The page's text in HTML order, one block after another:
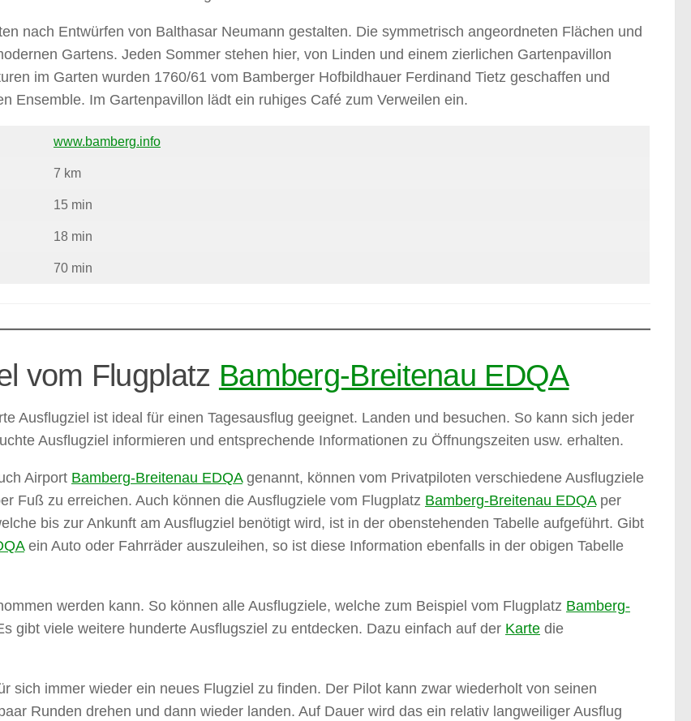
nach Entwürfen von Balthasar Neumann gestalten. Die symmetrisch angeordneten Flächen und
Gartens. Jeden Sommer stehen hier, von Linden und einem zierlichen Gartenpavillon
im Garten wurden 1760/61 vom Bamberger Hofbildhauer Ferdinand Tietz geschaffen und
Ensemble. Im Gartenpavillon lädt ein ruhiges Café zum Verweilen ein.
www.bamberg.info
7 km
15 min
18 min
70 min
vom Flugplatz Bamberg-Breitenau EDQA
Ausflugziel ist ideal für einen Tagesausflug geeignet. Landen und besuchen. So kann sich jeder
Ausflugziel informieren und entsprechende Informationen zu Öffnungszeiten usw. erhalten.
Airport Bamberg-Breitenau EDQAgenannt, können vom Privatpiloten verschiedene Ausflugziele
Fuß zu erreichen. Auch können die Ausflugziele vom Flugplatz Bamberg-Breitenau EDQAper
bis zur Ankunft am Ausflugziel benötigt wird, ist in der obenstehenden Tabelle aufgeführt. Gibt
ein Auto oder Fahrräder auszuleihen, so ist diese Information ebenfalls in der obigen Tabelle
werden kann. So können alle Ausflugziele, welche zum Beispiel vom Flugplatz Bamberg-
gibt viele weitere hunderte Ausflugsziel zu entdecken. Dazu einfach auf der Karte die
sich immer wieder ein neues Flugziel zu finden. Der Pilot kann zwar wiederholt von seinen
Runden drehen und dann wieder landen. Auf Dauer wird das ein relativ langweiliger Ausflug